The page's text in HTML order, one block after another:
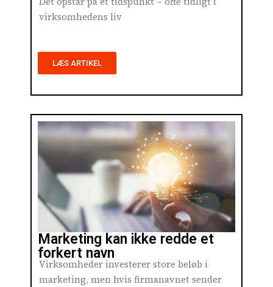
virksomhedens liv
LÆS ARTIKEL
Marketing kan ikke redde et
forkert navn
Virksomheder investerer store beløb i
marketing, men hvis firmanavnet sender